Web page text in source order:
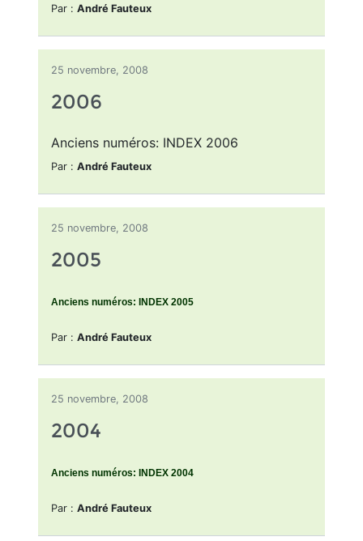
Par : André Fauteux
25 novembre, 2008
2006
Anciens numéros: INDEX 2006
Par : André Fauteux
25 novembre, 2008
2005
Anciens numéros: INDEX 2005
Par : André Fauteux
25 novembre, 2008
2004
Anciens numéros: INDEX 2004
Par : André Fauteux